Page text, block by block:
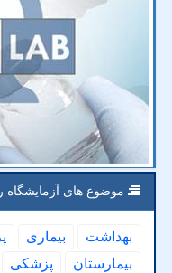
موضوع های آزمایشگاه
بهداشت بیماری
بیمارستان
پزشكی